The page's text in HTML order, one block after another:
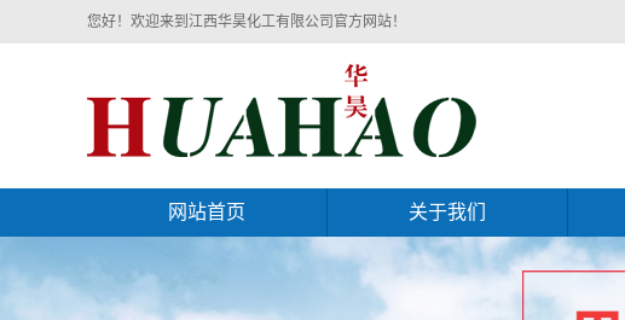
您好！欢迎来到江西华昊化工有限公司官方网站！
网站首页 关于我们
公司简介